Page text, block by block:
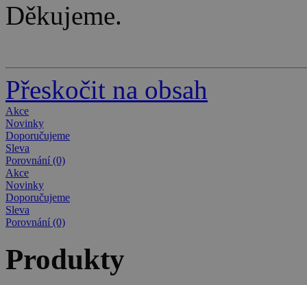
Děkujeme.
Přeskočit na obsah
Akce
Novinky
Doporučujeme
Sleva
Porovnání (0)
Akce
Novinky
Doporučujeme
Sleva
Porovnání (0)
Produkty